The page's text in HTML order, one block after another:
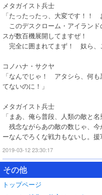
メタガイスト兵士
「たったったっ、大変です！！
このデスクローム・アイラン
スが数百機展開してますぜ！
完全に囲まれてまず！ 奴ら、
コノハナ・サクヤ
「なんでじゃ！ アタシら、何
てないのに！」
メタガイスト兵士
「まあ、俺ら普段、人類の敵と
残念ながらあの敵の数じゃ、
ーなんでろくな戦力もないし。
2019-03-12 23:30:17
その他
トップページ